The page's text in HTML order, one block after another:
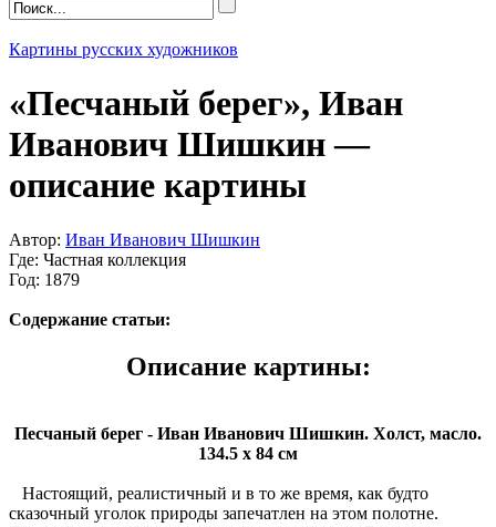
Картины русских художников
«Песчаный берег», Иван
Иванович Шишкин —
описание картины
Автор: Иван Иванович Шишкин
Где: Частная коллекция
Год: 1879
Содержание статьи:
Описание картины:
Песчаный берег - Иван Иванович Шишкин. Холст, масло.
134.5 x 84 см
Настоящий, реалистичный и в то же время, как будто
сказочный уголок природы запечатлен на этом полотне.